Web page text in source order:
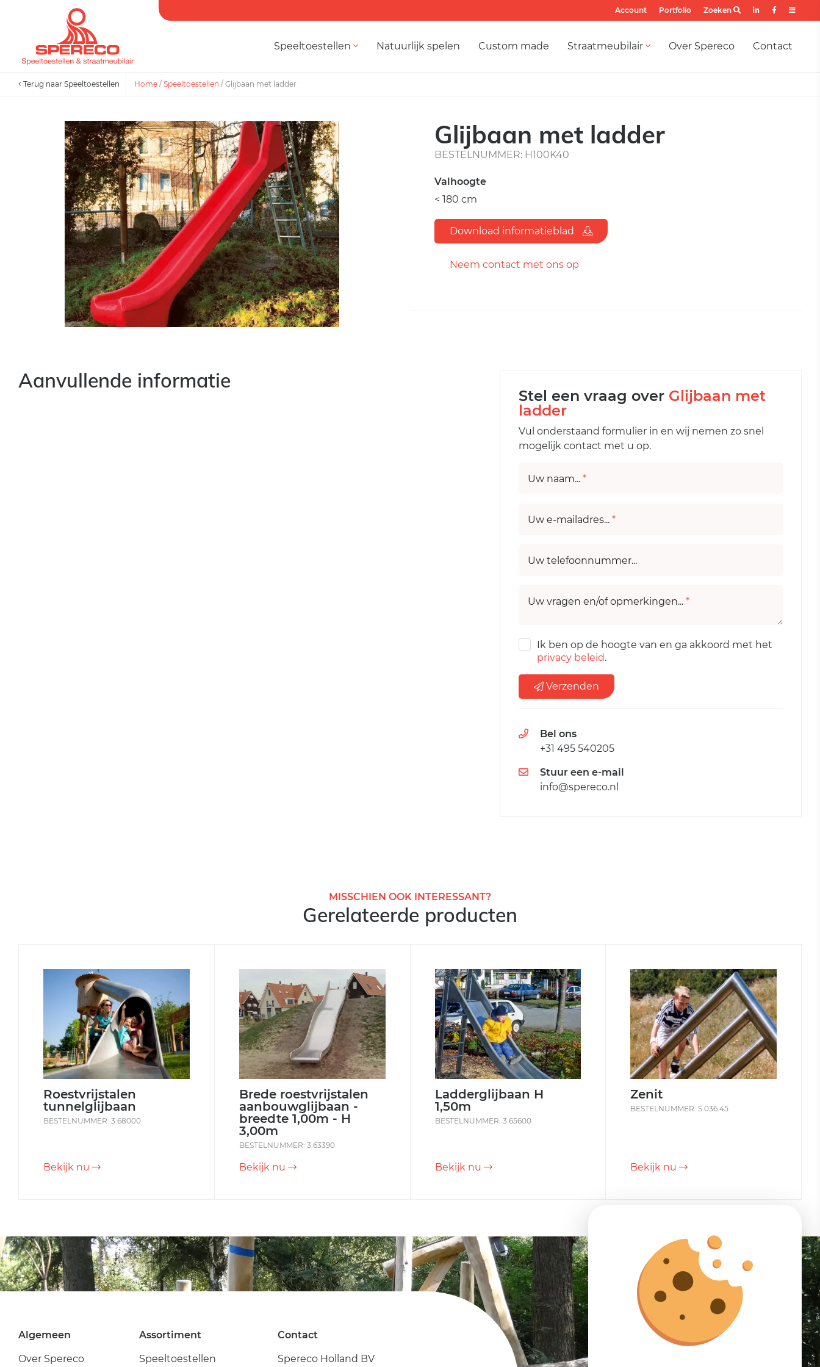
Account Portfolio Zoeken
Speeltoestellen Natuurlijk spelen Custom made Straatmeubilair Over Spereco Contact
Terug naar Speeltoestellen Home / Speeltoestellen / Glijbaan met ladder
Glijbaan met ladder
BESTELNUMMER: H100K40
Valhoogte
< 180 cm
Download informatieblad
Neem contact met ons op
Aanvullende informatie
Stel een vraag over Glijbaan met
ladder
Vul onderstaand formulier in en wij nemen zo snel
mogelijk contact met u op.
Uw naam... *
Uw e-mailadres... *
Uw telefoonnummer...
Uw vragen en/of opmerkingen... *
Ik ben op de hoogte van en ga akkoord met het
privacy beleid.
Verzenden
Bel ons
+31 495 540205
Stuur een e-mail
info@spereco.nl
MISSCHIEN OOK INTERESSANT?
Gerelateerde producten
Roestvrijstalen
tunnelglijbaan
BESTELNUMMER: 3.68000
Bekijk nu
Brede roestvrijstalen
aanbouwglijbaan -
breedte 1,00m - H
3,00m
BESTELNUMMER: 3.63390
Bekijk nu
Ladderglijbaan H
1,50m
BESTELNUMMER: 3.65600
Bekijk nu
Zenit
BESTELNUMMER: S 036.45
Bekijk nu
Algemeen
Over Spereco
Assortiment
Speeltoestellen
Contact
Spereco Holland BV